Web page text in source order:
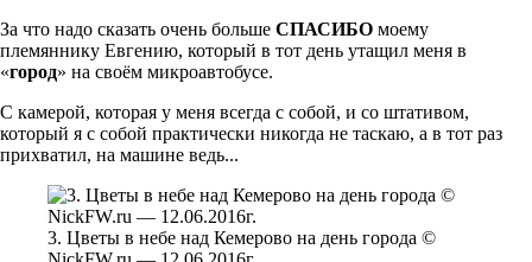
За что надо сказать очень больше СПАСИБО моему
племяннику Евгению, который в тот день утащил меня в
«город» на своём микроавтобусе.
С камерой, которая у меня всегда с собой, и со штативом,
который я с собой практически никогда не таскаю, а в тот раз
прихватил, на машине ведь...
3. Цветы в небе над Кемерово на день города ©